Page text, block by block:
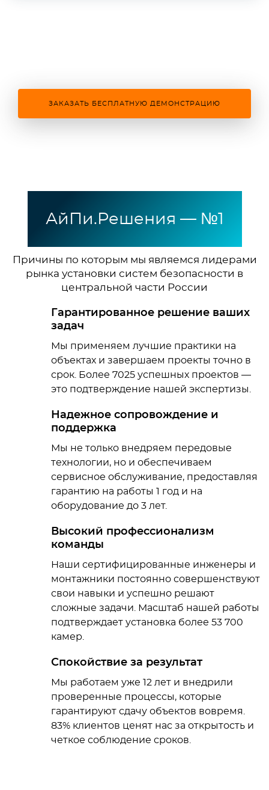
ЗАКАЗАТЬ БЕСПЛАТНУЮ ДЕМОНСТРАЦИЮ
АйПи.Решения — №1
Причины по которым мы являемся лидерами
рынка установки систем безопасности в
центральной части России
Гарантированное решение ваших
задач
Мы применяем лучшие практики на
объектах и завершаем проекты точно в
срок. Более 7025 успешных проектов —
это подтверждение нашей экспертизы.
Надежное сопровождение и
поддержка
Мы не только внедряем передовые
технологии, но и обеспечиваем
сервисное обслуживание, предоставляя
гарантию на работы 1 год и на
оборудование до 3 лет.
Высокий профессионализм
команды
Наши сертифицированные инженеры и
монтажники постоянно совершенствуют
свои навыки и успешно решают
сложные задачи. Масштаб нашей работы
подтверждает установка более 53 700
камер.
Спокойствие за результат
Мы работаем уже 12 лет и внедрили
проверенные процессы, которые
гарантируют сдачу объектов вовремя.
83% клиентов ценят нас за открытость и
четкое соблюдение сроков.